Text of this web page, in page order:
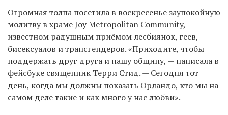
Огромная толпа посетила в воскресенье заупокойную
молитву в храме Joy Metropolitan Community,
известном радушным приёмом лесбиянок, геев,
бисексуалов и трансгендеров. «Приходите, чтобы
поддержать друг друга и нашу общину, — написала в
фейсбуке священник Терри Стид. — Сегодня тот
день, когда мы должны показать Орландо, кто мы на
самом деле такие и как много у нас любви».